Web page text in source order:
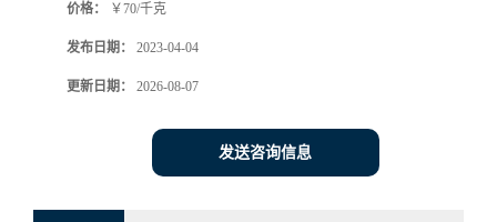
价格： ￥70/千克
发布日期： 2023-04-04
更新日期： 2026-08-07
发送咨询信息